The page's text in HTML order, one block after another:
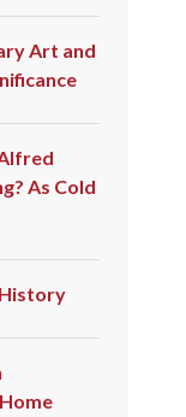
Art and
As Cold